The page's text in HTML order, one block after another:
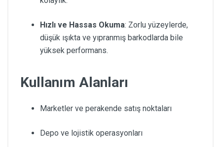
Hızlı ve Hassas Okuma: Zorlu yüzeylerde,
düşük ışıkta ve yıpranmış barkodlarda bile
yüksek performans.
Kullanım Alanları
Marketler ve perakende satış noktaları
Depo ve lojistik operasyonları